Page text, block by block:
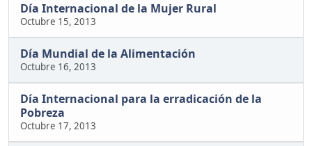
Día Internacional de la Mujer Rural
Octubre 15, 2013
Día Mundial de la Alimentación
Octubre 16, 2013
Día Internacional para la erradicación de la
Pobreza
Octubre 17, 2013